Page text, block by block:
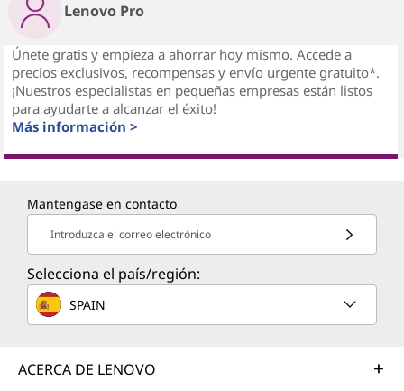
Lenovo Pro
Únete gratis y empieza a ahorrar hoy mismo. Accede a
precios exclusivos, recompensas y envío urgente gratuito*.
¡Nuestros especialistas en pequeñas empresas están listos
para ayudarte a alcanzar el éxito!
Más información >
Mantengase en contacto
Introduzca el correo electrónico
Selecciona el país/región:
SPAIN
ACERCA DE LENOVO